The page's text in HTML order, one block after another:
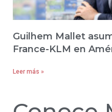
Guilhem Mallet
France-KLM en
Leer más »